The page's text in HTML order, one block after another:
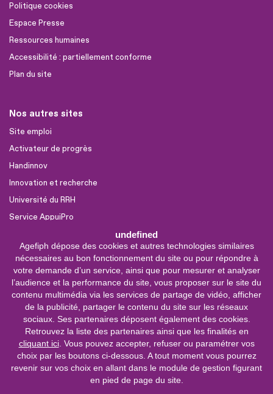
undefined
Agefiph dépose des cookies et autres technologies similaires
nécessaires au bon fonctionnement du site ou pour répondre à
votre demande d’un service, ainsi que pour mesurer et analyser
l’audience et la performance du site, vous proposer sur le site du
contenu multimédia via les services de partage de vidéo, afficher
de la publicité, partager le contenu du site sur les réseaux
sociaux. Ses partenaires déposent également des cookies.
Retrouvez la liste des partenaires ainsi que les finalités en
cliquant ici. Vous pouvez accepter, refuser ou paramétrer vos
choix par les boutons ci-dessous. A tout moment vous pourrez
revenir sur vos choix en allant dans le module de gestion figurant
en pied de page du site.
Politique cookies
Espace Presse
Ressources humaines
Accessibilité : partiellement conforme
Plan du site
Nos autres sites
Site emploi
Activateur de progrès
Handinnov
Innovation et recherche
Université du RRH
Service AppuiPro
Nous suivre
Youtube
Linkedin
Facebook
0 800 11 10 09
Service &
appel gratuits